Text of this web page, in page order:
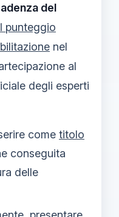
del
punteggio
nel
al
degli esperti
come titolo
conseguita
delle